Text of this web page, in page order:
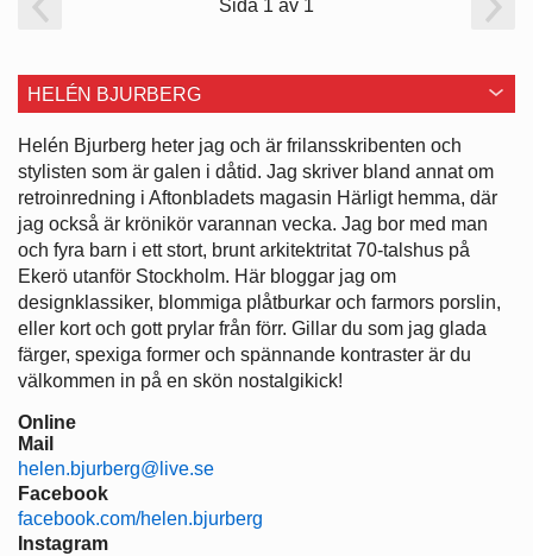
Sida 1 av 1
HELÉN BJURBERG
Helén Bjurberg heter jag och är frilansskribenten och
stylisten som är galen i dåtid. Jag skriver bland annat om
retroinredning i Aftonbladets magasin Härligt hemma, där
jag också är krönikör varannan vecka. Jag bor med man
och fyra barn i ett stort, brunt arkitektritat 70-talshus på
Ekerö utanför Stockholm. Här bloggar jag om
designklassiker, blommiga plåtburkar och farmors porslin,
eller kort och gott prylar från förr. Gillar du som jag glada
färger, spexiga former och spännande kontraster är du
välkommen in på en skön nostalgikick!
Online
Mail
helen.bjurberg@live.se
Facebook
facebook.com/helen.bjurberg
Instagram